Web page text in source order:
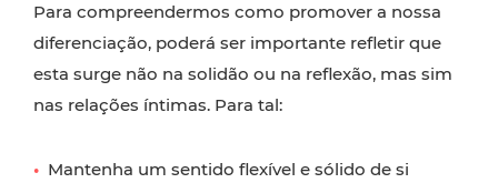
Para compreendermos como promover a nossa
diferenciação, poderá ser importante refletir que
esta surge não na solidão ou na reflexão, mas sim
nas relações íntimas. Para tal:
• Mantenha um sentido flexível e sólido de si